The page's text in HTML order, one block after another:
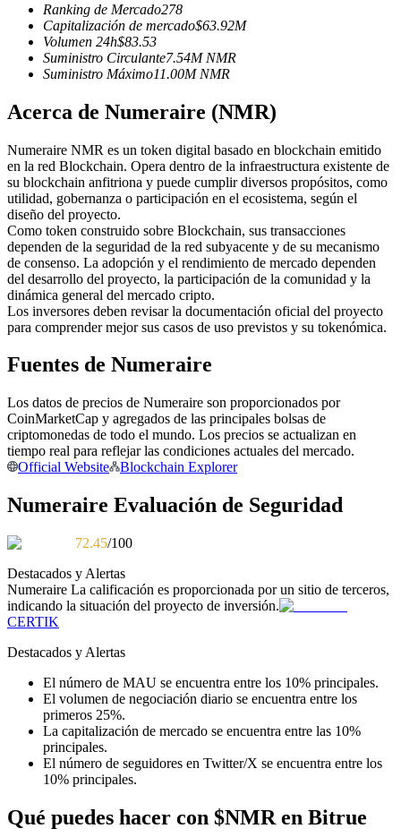
Copiar Trading
Únete a los mejores traders
Conviértete en un Trader de Copia
Disfruta del reparto de beneficios y comisiones de copy trading
Información
Análisis de big data que incluye información comercial, etc.
Guía de inicio de futuros
Ranking de Mercado278
Capitalización de mercado$63.92M
Volumen 24h$83.53
Suministro Circulante7.54M NMR
Suministro Máximo11.00M NMR
Acerca de Numeraire (NMR)
Numeraire NMR es un token digital basado en blockchain emitido
en la red Blockchain. Opera dentro de la infraestructura existente de
su blockchain anfitriona y puede cumplir diversos propósitos, como
utilidad, gobernanza o participación en el ecosistema, según el
diseño del proyecto.
Como token construido sobre Blockchain, sus transacciones
dependen de la seguridad de la red subyacente y de su mecanismo
de consenso. La adopción y el rendimiento de mercado dependen
del desarrollo del proyecto, la participación de la comunidad y la
dinámica general del mercado cripto.
Los inversores deben revisar la documentación oficial del proyecto
para comprender mejor sus casos de uso previstos y su tokenómica.
Fuentes de Numeraire
Los datos de precios de Numeraire son proporcionados por
CoinMarketCap y agregados de las principales bolsas de
criptomonedas de todo el mundo. Los precios se actualizan en
tiempo real para reflejar las condiciones actuales del mercado.
Official Website
Blockchain Explorer
Numeraire Evaluación de Seguridad
72.45/100
Destacados y Alertas
Numeraire La calificación es proporcionada por un sitio de terceros,
indicando la situación del proyecto de inversión.
CERTIK
Destacados y Alertas
El número de MAU se encuentra entre los 10% principales.
El volumen de negociación diario se encuentra entre los
primeros 25%.
La capitalización de mercado se encuentra entre las 10%
principales.
El número de seguidores en Twitter/X se encuentra entre los
10% principales.
Qué puedes hacer con $NMR en Bitrue